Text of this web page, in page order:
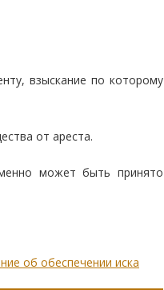
взыскание по которому
от ареста.
может быть принято
об обеспечении иска